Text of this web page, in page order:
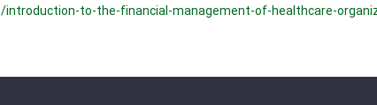
/introduction-to-the-financial-management-of-healthcare-